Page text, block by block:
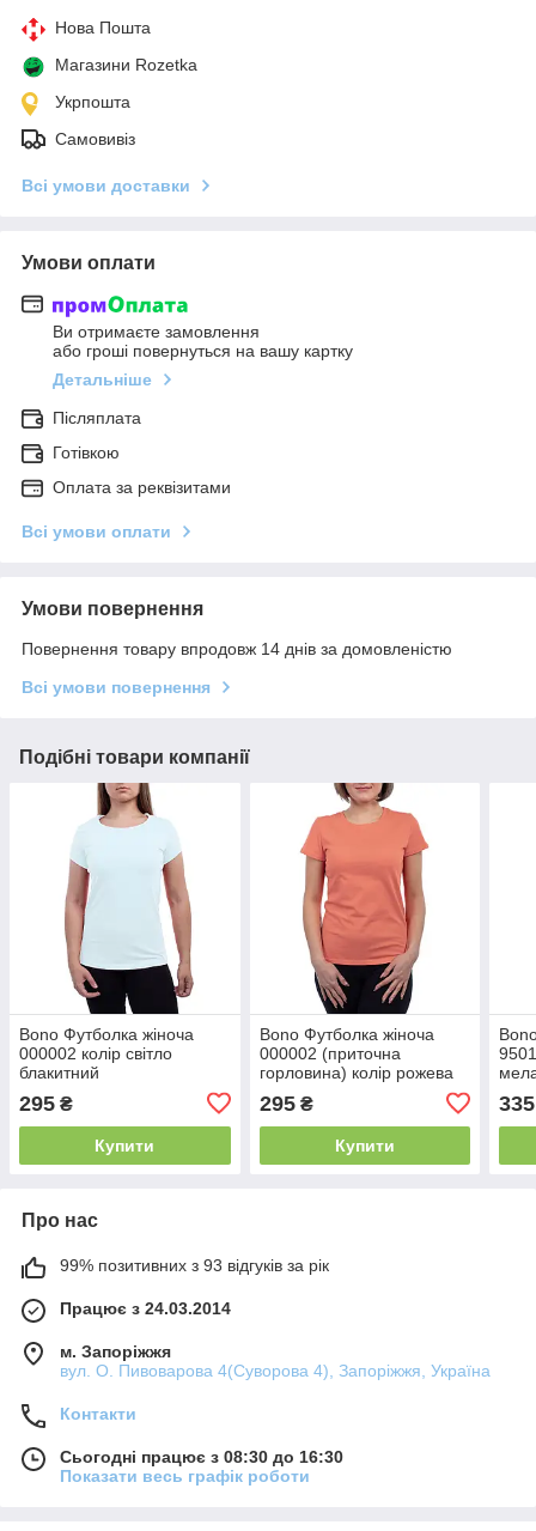
Нова Пошта
Магазини Rozetka
Укрпошта
Самовивіз
Всі умови доставки
Умови оплати
Ви отримаєте замовлення
або гроші повернуться на вашу картку
Детальніше
Післяплата
Готівкою
Оплата за реквізитами
Всі умови оплати
Умови повернення
Повернення товару впродовж 14 днів за домовленістю
Всі умови повернення
Подібні товари компанії
Bono Футболка жіноча
000002 колір світло
блакитний
295 ₴
Купити
Bono Футболка жіноча
000002 (приточна
горловина) колір рожева
295₴
Купити
335
Про нас
99% позитивних з 93 відгуків за рік
Працює з 24.03.2014
м. Запоріжжя
вул. О. Пивоварова 4(Суворова 4), Запоріжжя, Україна
Контакти
Сьогодні працює з 08:30 до 16:30
Показати весь графік роботи